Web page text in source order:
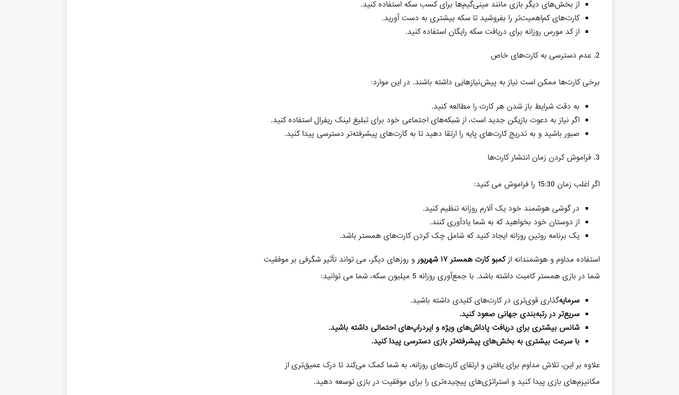
از بخش‌های دیگر بازی مانند مینی‌گیم‌ها برای کسب سکه استفاده کنید.
کارت‌های کم‌اهمیت‌تر را بفروشید تا سکه بیشتری به دست آورید.
از کد مورس روزانه برای دریافت سکه رایگان استفاده کنید.
2. عدم دسترسی به کارت‌های خاص
برخی کارت‌ها ممکن است نیاز به پیش‌نیازهایی داشته باشند. در این موارد:
به دقت شرایط باز شدن هر کارت را مطالعه کنید.
اگر نیاز به دعوت بازیکن جدید است، از شبکه‌های اجتماعی خود برای تبلیغ لینک ریفرال استفاده کنید.
صبور باشید و به تدریج کارت‌های پایه را ارتقا دهید تا به کارت‌های پیشرفته‌تر دسترسی پیدا کنید.
3. فراموش کردن زمان انتشار کارت‌ها
اگر اغلب زمان 15:30 را فراموش می کنید:
در گوشی هوشمند خود یک آلارم روزانه تنظیم کنید.
از دوستان خود بخواهید که به شما یادآوری کنند.
یک برنامه روتین روزانه ایجاد کنید که شامل چک کردن کارت‌های همستر باشد.
استفاده مداوم و هوشمندانه ازکمبو کارت همستر ۱۷ شهریور
و روزهای دیگر، می تواند تأثیر شگرفی بر موفقیت
شما در بازی همستر کامبت داشته باشد. با جمع‌آوری روزانه 5 میلیون سکه، شما می توانید:
سرمایه‌گذاری قوی‌تری در کارت‌های کلیدی داشته باشید.
سریع‌تر در رتبه‌بندی جهانی صعود کنید.
شانس بیشتری برای دریافت پاداش‌های ویژه و ایردراپ‌های احتمالی داشته باشید.
با سرعت بیشتری به بخش‌های پیشرفته‌تر بازی دسترسی پیدا کنید.
علاوه بر این، تلاش مداوم برای یافتن و ارتقای کارت‌های روزانه، به شما کمک می‌کند تا درک عمیق‌تری از
مکانیزم‌های بازی پیدا کنید و استراتژی‌های پیچیده‌تری را برای موفقیت در بازی توسعه دهید.